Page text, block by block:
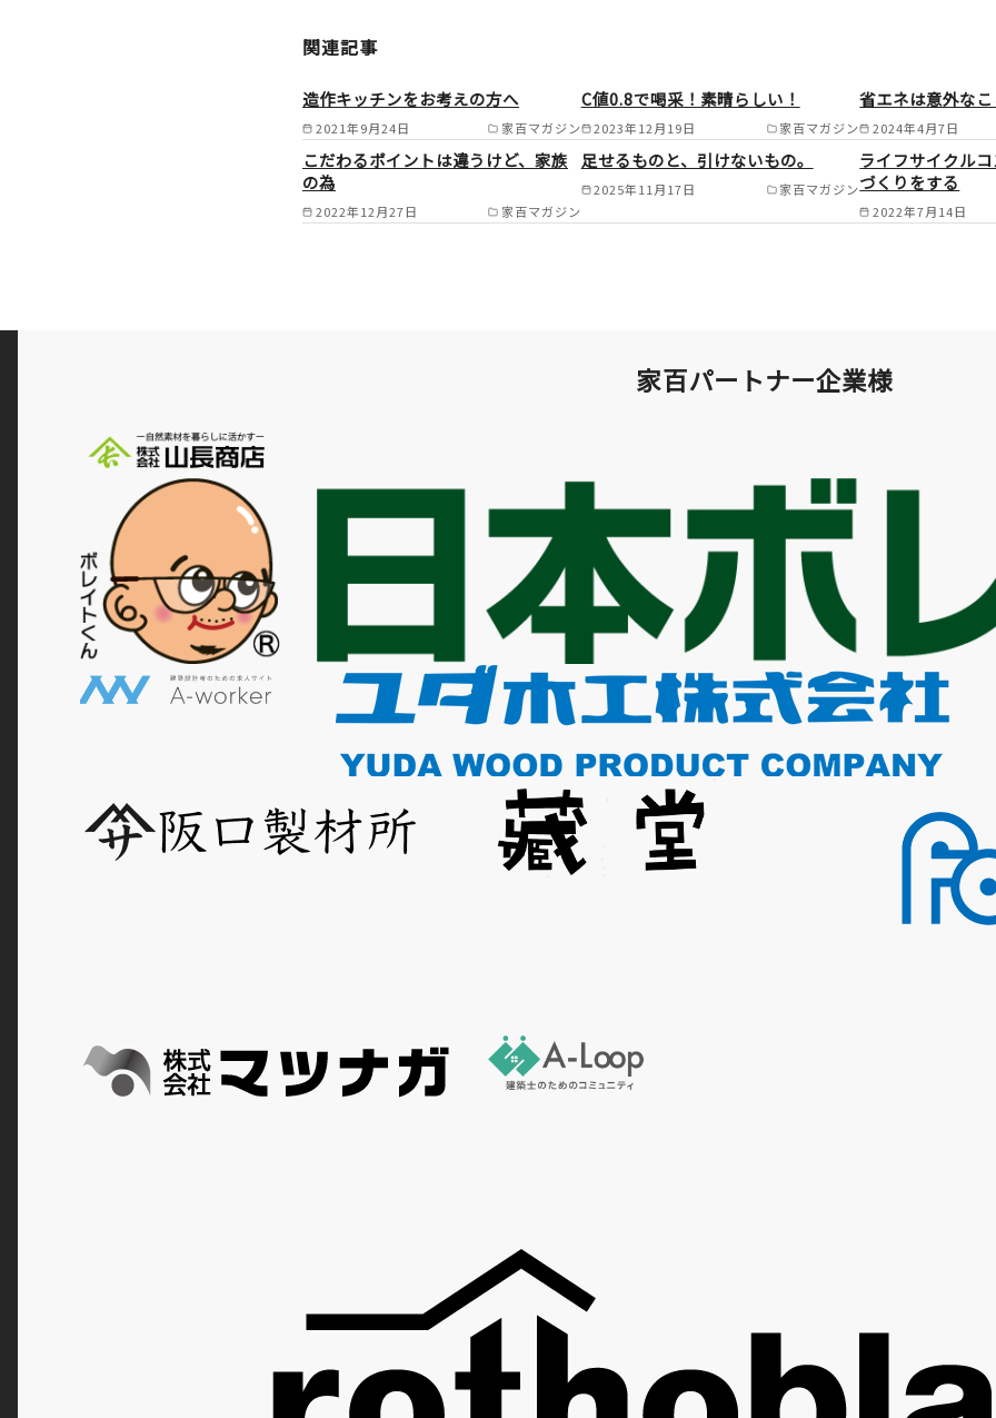
与町/時津町 /
関連記事
2021年9月24日 家百マガジン
造作キッチンをお考えの方へ
2023年12月19日 家百マガジン
C値0.8で喝采！素晴らしい！
2024年4月7日
省エネは意外な
2022年12月27日 家百マガジン
こだわるポイントは違うけど、家族
の為
2025年11月17日 家百マガジン
足せるものと、引けないもの。
2022年7月14日
ライフサイクル
づくりをする
家百パートナー企業様